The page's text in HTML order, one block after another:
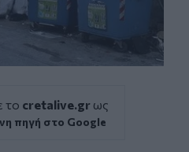
το cretalive.gr ως
πηγή στο Google